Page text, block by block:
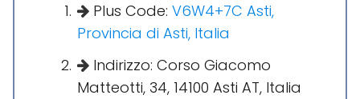
Plus Code: V6W4+7C Asti,
Provincia di Asti, Italia
Indirizzo: Corso Giacomo
Matteotti, 34, 14100 Asti AT, Italia